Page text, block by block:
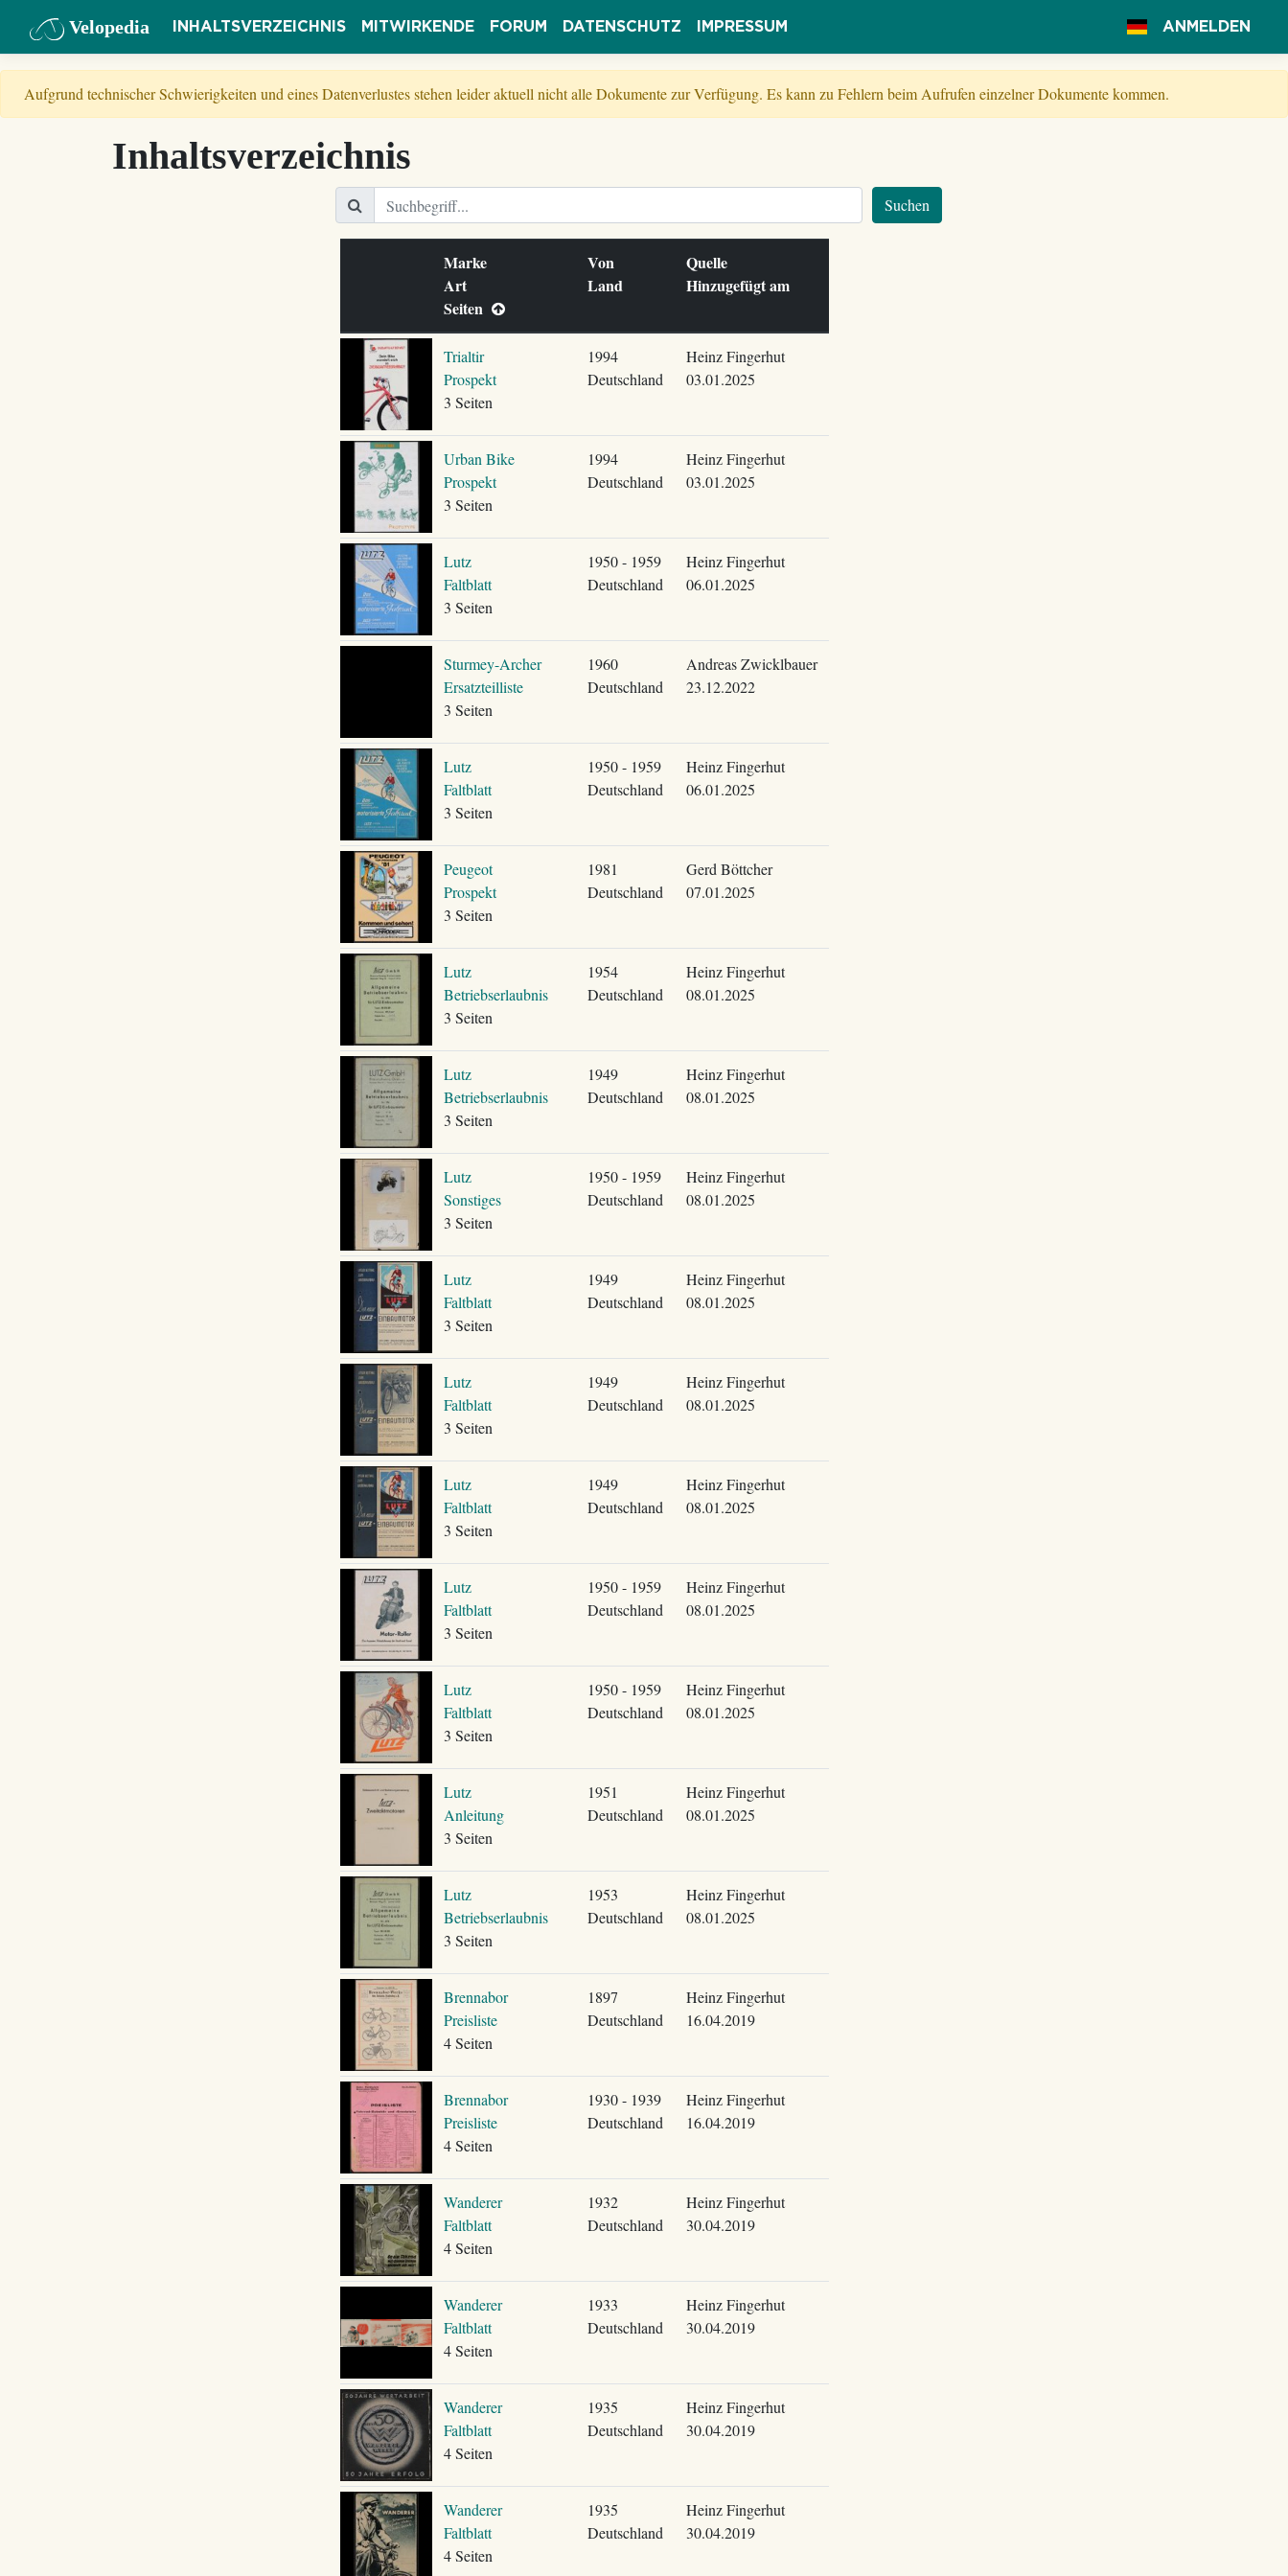
Velopedia INHALTSVERZEICHNIS MITWIRKENDE FORUM DATENSCHUTZ IMPRESSUM ANMELDEN
Aufgrund technischer Schwierigkeiten und eines Datenverlustes stehen leider aktuell nicht alle Dokumente zur Verfügung. Es kann zu Fehlern beim Aufrufen einzelner Dokumente kommen.
Inhaltsverzeichnis
Suchen
Marke
Art
Seiten
Von
Land
Quelle
Hinzugefügt am
Trialtir
Prospekt
3 Seiten
1994
Deutschland
Heinz Fingerhut
03.01.2025
Urban Bike
Prospekt
3 Seiten
1994
Deutschland
Heinz Fingerhut
03.01.2025
Lutz
Faltblatt
3 Seiten
1950 - 1959
Deutschland
Heinz Fingerhut
06.01.2025
Sturmey-Archer
Ersatzteilliste
3 Seiten
1960
Deutschland
Andreas Zwicklbauer
23.12.2022
Lutz
Faltblatt
3 Seiten
1950 - 1959
Deutschland
Heinz Fingerhut
06.01.2025
Peugeot
Prospekt
3 Seiten
1981
Deutschland
Gerd Böttcher
07.01.2025
Lutz
Betriebserlaubnis
3 Seiten
1954
Deutschland
Heinz Fingerhut
08.01.2025
Lutz
Betriebserlaubnis
3 Seiten
1949
Deutschland
Heinz Fingerhut
08.01.2025
Lutz
Sonstiges
3 Seiten
1950 - 1959
Deutschland
Heinz Fingerhut
08.01.2025
Lutz
Faltblatt
3 Seiten
1949
Deutschland
Heinz Fingerhut
08.01.2025
Lutz
Faltblatt
3 Seiten
1949
Deutschland
Heinz Fingerhut
08.01.2025
Lutz
Faltblatt
3 Seiten
1949
Deutschland
Heinz Fingerhut
08.01.2025
Lutz
Faltblatt
3 Seiten
1950 - 1959
Deutschland
Heinz Fingerhut
08.01.2025
Lutz
Faltblatt
3 Seiten
1950 - 1959
Deutschland
Heinz Fingerhut
08.01.2025
Lutz
Anleitung
3 Seiten
1951
Deutschland
Heinz Fingerhut
08.01.2025
Lutz
Betriebserlaubnis
3 Seiten
1953
Deutschland
Heinz Fingerhut
08.01.2025
Brennabor
Preisliste
4 Seiten
1897
Deutschland
Heinz Fingerhut
16.04.2019
Brennabor
Preisliste
4 Seiten
1930 - 1939
Deutschland
Heinz Fingerhut
16.04.2019
Wanderer
Faltblatt
4 Seiten
1932
Deutschland
Heinz Fingerhut
30.04.2019
Wanderer
Faltblatt
4 Seiten
1933
Deutschland
Heinz Fingerhut
30.04.2019
Wanderer
Faltblatt
4 Seiten
1935
Deutschland
Heinz Fingerhut
30.04.2019
Wanderer
Faltblatt
4 Seiten
1935
Deutschland
Heinz Fingerhut
30.04.2019